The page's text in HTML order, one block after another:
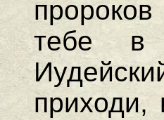
тебе в